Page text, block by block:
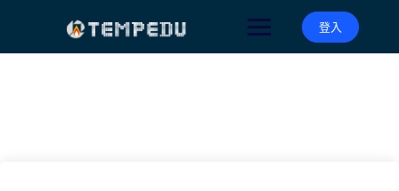
登入